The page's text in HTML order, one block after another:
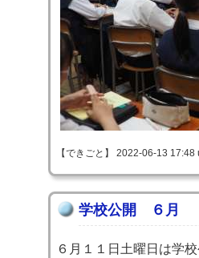
【できごと】 2022-06-13
学校公開 ６月
６月１１日土曜日は学